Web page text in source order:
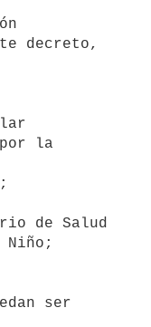
decreto,
la
de Salud
ser